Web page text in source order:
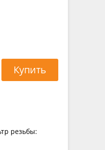
Купить
резьбы: